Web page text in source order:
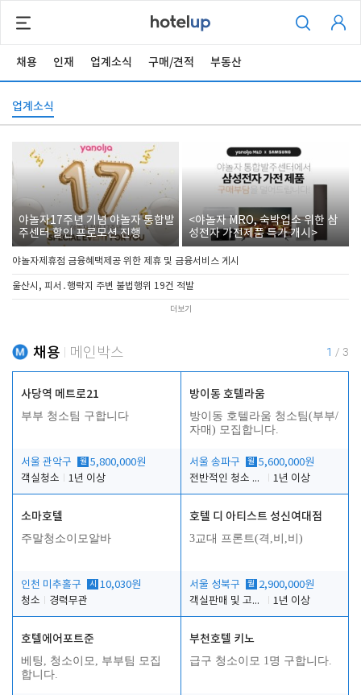
채용 인재 업계소식 구매/견적 부동산
업계소식
야놀자17주년 기념 야놀자 통합발
주센터 할인 프로모션 진행
<야놀자 MRO, 숙박업소 위한 삼
성전자 가전제품 특가 개시>
야놀자제휴점 금융혜택제공 위한 제휴 및 금융서비스 게시
울산시, 피서․행락지 주변 불법행위 19건 적발
더보기
채용 메인박스 1 / 3
사당역 메트로21
부부 청소팀 구합니다
서울 관악구 월 5,800,000원
객실청소
1년 이상
방이동 호텔라움
방이동 호텔라움 청소팀(부부/
자매) 모집합니다.
서울 송파구 월 5,600,000원
전반적인 청소 업무(객실청소.객실정리)
1년 이상
소마호텔
주말청소이모알바
인천 미추홀구 시 10,030원
청소
경력무관
호텔 디 아티스트 성신여대점
3교대 프론트(격,비,비)
서울 성북구 월 2,900,000원
객실판매 및 고객응대
1년 이상
호텔에어포트준
베팅, 청소이모, 부부팀 모집
합니다.
부천호텔 키노
급구 청소이모 1명 구합니다.